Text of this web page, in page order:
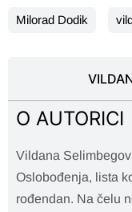
Milorad Dodik
O AUTORICI
Vildana
Oslobođenja, lista
rođendan. Na čelu